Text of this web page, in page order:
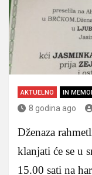
AKTUELNO IN
8 godina ago
Dženaza
klanjati će se u
15.00 sati na